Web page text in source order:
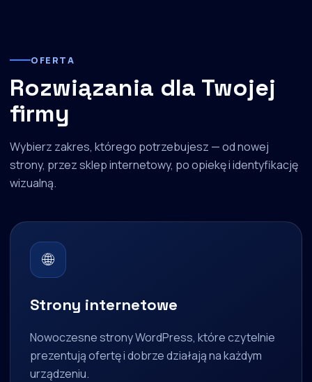
OFERTA
Rozwiązania dla Twojej
firmy
Wybierz zakres, którego potrzebujesz — od nowej
strony, przez sklep internetowy, po opiekę i identyfikację
wizualną.
🌐
Strony internetowe
Nowoczesne strony WordPress, które czytelnie
prezentują ofertę i dobrze działają na każdym
urządzeniu.